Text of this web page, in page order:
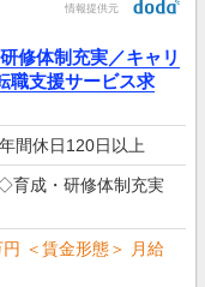
情報提供元
修体制充実／キャリ
職支援サービス求
年間休日120日以上
育成・研修体制充実
＜賃金形態＞ 月給